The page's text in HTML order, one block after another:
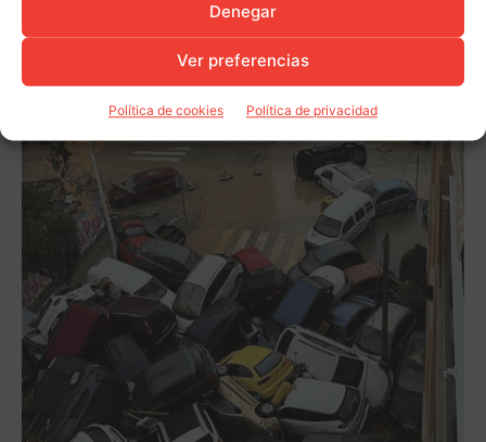
Denegar
Ver preferencias
Política de cookies Política de privacidad